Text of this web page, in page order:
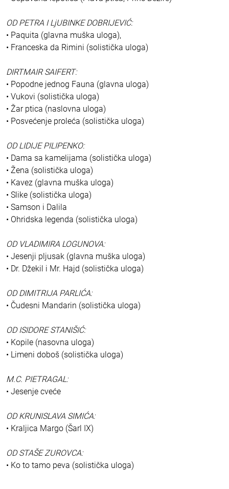
OD PETRA I LjUBINKE DOBRIJEVIĆ:
• Paquita (glavna muška uloga),
• Franceska da Rimini (solistička uloga)
DIRTMAIR SAIFERT:
• Popodne jednog Fauna (glavna uloga)
• Vukovi (solistička uloga)
• Žar ptica (naslovna uloga)
• Posvećenje proleća (solistička uloga)
OD LIDIJE PILIPENKO:
• Dama sa kamelijama (solistička uloga)
• Žena (solistička uloga)
• Kavez (glavna muška uloga)
• Slike (solistička uloga)
• Samson i Dalila
• Ohridska legenda (solistička uloga)
OD VLADIMIRA LOGUNOVA:
• Jesenji pljusak (glavna muška uloga)
• Dr. Džekil i Mr. Hajd (solistička uloga)
OD DIMITRIJA PARLIĆA:
• Čudesni Mandarin (solistička uloga)
OD ISIDORE STANIŠIĆ:
• Kopile (nasovna uloga)
• Limeni doboš (solistička uloga)
M.C. PIETRAGAL:
• Jesenje cveće
OD KRUNISLAVA SIMIĆA:
• Kraljica Margo (Šarl IX)
OD STAŠE ZUROVCA:
• Ko to tamo peva (solistička uloga)